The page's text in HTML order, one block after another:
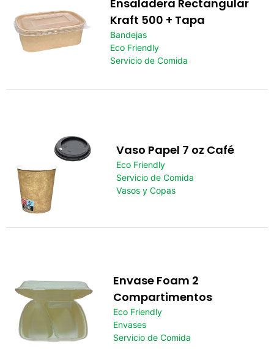
Ensaladera Rectangular
Kraft 500 + Tapa
Bandejas
Eco Friendly
Servicio de Comida
Vaso Papel 7 oz Café
Eco Friendly
Servicio de Comida
Vasos y Copas
Envase Foam 2
Compartimentos
Eco Friendly
Envases
Servicio de Comida